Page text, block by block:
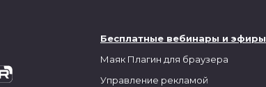
Бесплатные вебинары и эфиры
Маяк Плагин для браузера
Управление рекламой